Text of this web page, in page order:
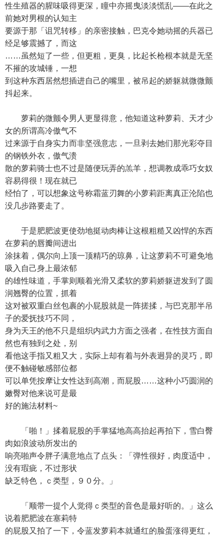
性生殖器的腥味吸得更深，瞳中亦摇曳淡淡慌乱——在此之
前她对男根的认知主
要源于那「诅咒转移」的亲密接触，巴克令她动摇的兵器已
经足够震撼了，而这
……虽然短了一些，但更粗，更臭，比起长枪根本就是无坚
不摧的攻城锤，一想
到这种东西居然想插进自己的嘴里，被吊起的娇躯就微微颤
抖起来。
萝莉的微颤令男人更显得意，他知道这种萝莉、天才少
女的所谓高冷傲气不
过来源于自身实力而非坚强意志，一旦剥去她们那光彩夺目
的钢铁外衣，傲气溃
散的萝莉骑士也不过是随便玩弄的羔羊，想调教成乖巧女奴
容易得很！现在就已
经怕了，可以想象这号称霜蓝刃舞的小萝莉距离真正沦陷也
没几步路要走了。
于是肥肥波更使劲地挺动肉棒让这根粗糙又凶悍的东西
在萝莉的唇瓣间进出
涂抹着，偶尔向上顶一顶精巧的琼鼻，让这萝莉不可避免地
吸入自己身上最浓郁
的雄性味道，手掌则顺着光滑又柔软的萝莉娇躯进发到了圆
润翘臀的位置，抓着
这对被双重白丝包裹的小屁股就是一阵搓揉，与巴克那半吊
子的爱抚技巧不同，
身为天王的他不只是组织内武力方面之强者，在性技方面自
然也有独到之处，别
看他这手指又粗又大，实际上却有着与外表迥异的灵巧，即
便不触碰敏感部位都
可以单凭按摩让女性达到高潮，而屁股……这种小巧圆润的
嫩臀对他来说可是最
好的施法材料~
「啪！」揉着屁股的手掌猛地高高抬起再拍下，雪白臀
肉如浪波动所发出的
响亮啪声令胖子满意地点了点头：「弹性很好，肉度适中，
没有瑕疵，不过形状
缺乏特色，ｃ类型，９０分。」
「顺带一提个人觉得ｃ类型的音色是最好听的。」这么
说着肥肥波在塞莉特
的屁股又拍了一下，令蓝发萝莉本就通红的脸蛋涨得更红，